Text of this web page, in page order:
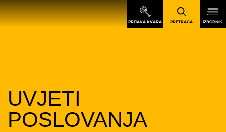
UVJETI
POSLOVANJA